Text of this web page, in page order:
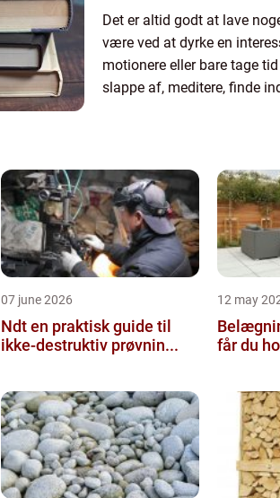
Det er altid godt at lave
være ved at dyrke en
motionere eller bare tage
slappe af, meditere, finde
07 june 2026
Ndt en praktisk guide til
ikke-destruktiv prøvnin...
12 may
Belægning
får du